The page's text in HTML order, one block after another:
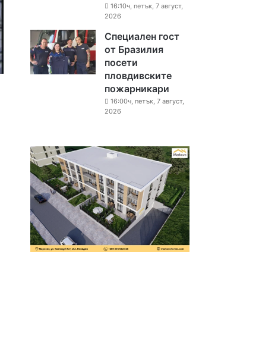
16:10ч, петък, 7 август,
2026
Специален гост
от Бразилия
посети
пловдивските
пожарникари
16:00ч, петък, 7 август,
2026